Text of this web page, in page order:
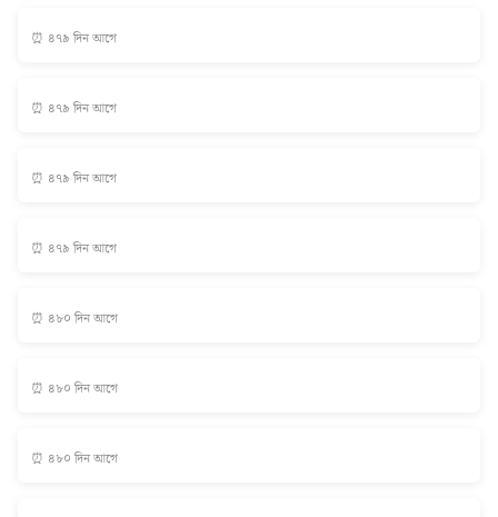
⏰ ৪৭৯ দিন আগে
⏰ ৪৭৯ দিন আগে
⏰ ৪৭৯ দিন আগে
⏰ ৪৭৯ দিন আগে
⏰ ৪৮০ দিন আগে
⏰ ৪৮০ দিন আগে
⏰ ৪৮০ দিন আগে